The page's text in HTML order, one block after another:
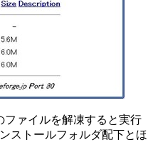
ファイルを解凍すると実行
ストールフォルダ配下とほ